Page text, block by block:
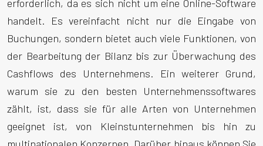
erforderlich, da es sich nicht um eine Online-Software
handelt. Es vereinfacht nicht nur die Eingabe von
Buchungen, sondern bietet auch viele Funktionen, von
der Bearbeitung der Bilanz bis zur Überwachung des
Cashflows des Unternehmens. Ein weiterer Grund,
warum sie zu den besten Unternehmenssoftwares
zählt, ist, dass sie für alle Arten von Unternehmen
geeignet ist, von Kleinstunternehmen bis hin zu